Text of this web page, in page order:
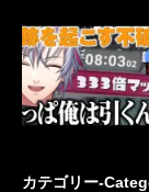
カテゴリー-